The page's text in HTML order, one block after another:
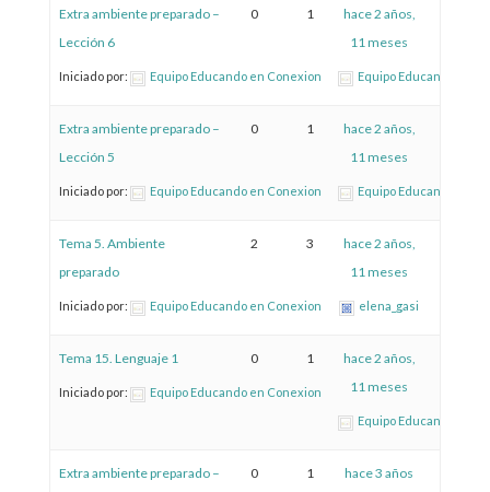
Extra ambiente preparado –
Lección 6
Iniciado por: Equipo Educando en Conexion
0 1
hace 2 años,
11 meses
Equipo Educando en
Extra ambiente preparado –
Lección 5
Iniciado por: Equipo Educando en Conexion
0 1
hace 2 años,
11 meses
Equipo Educando en
Tema 5. Ambiente
preparado
Iniciado por: Equipo Educando en Conexion
2 3
hace 2 años,
11 meses
elena_gasi
Tema 15. Lenguaje 1
Iniciado por: Equipo Educando en Conexion
0 1
hace 2 años,
11 meses
Equipo Educando en
Extra ambiente preparado –
0 1 hace 3 años